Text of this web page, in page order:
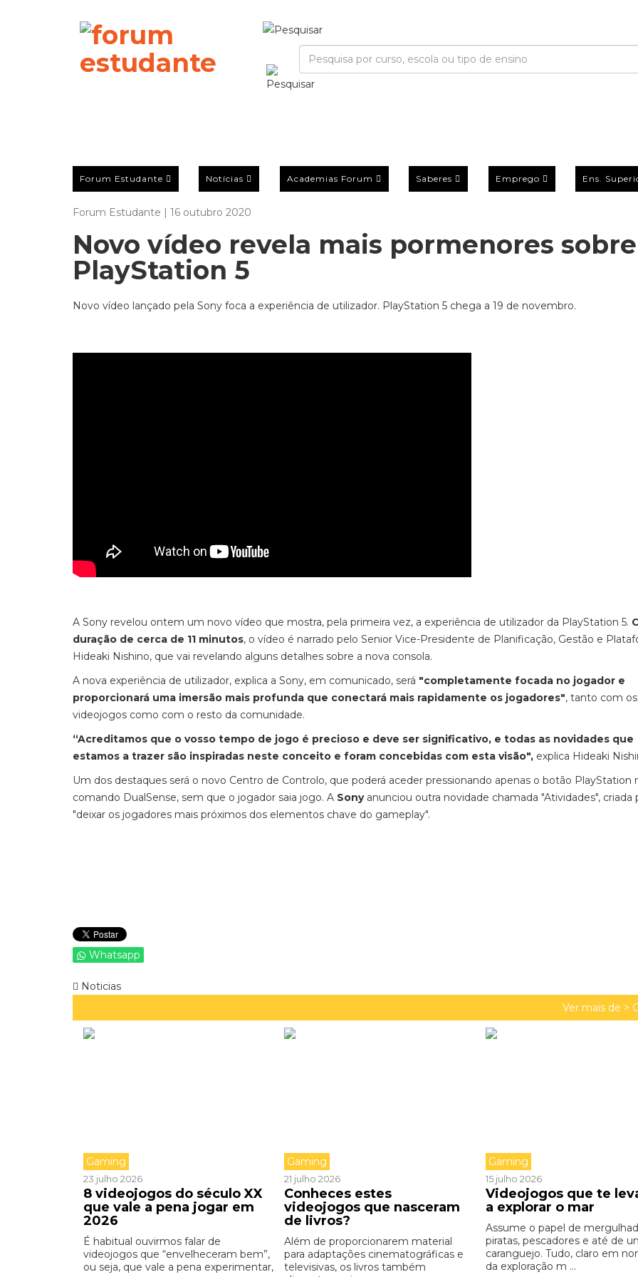
Forum Estudante Notícias Academias Forum Saberes Emprego Ens.
Forum Estudante | 16 outubro 2020
Novo vídeo revela mais pormenores sobre
PlayStation 5
Novo vídeo lançado pela Sony foca a experiência de utilizador. PlayStation 5 chega a 19 de novembro.
A Sony revelou ontem um novo vídeo que mostra, pela primeira vez, a experiência de utilizador da PlayStation 5.
duração de cerca de 11 minutos, o vídeo é narrado pelo Senior Vice-Presidente de Planificação, Gestão e
Hideaki Nishino, que vai revelando alguns detalhes sobre a nova consola.
A nova experiência de utilizador, explica a Sony, em comunicado, será "completamente focada no jogador e
proporcionará uma imersão mais profunda que conectará mais rapidamente os jogadores", tanto com os
videojogos como com o resto da comunidade.
“Acreditamos que o vosso tempo de jogo é precioso e deve ser significativo, e todas as novidades que
estamos a trazer são inspiradas neste conceito e foram concebidas com esta visão", explica Hideaki
Um dos destaques será o novo Centro de Controlo, que poderá aceder pressionando apenas o botão PlayStation
comando DualSense, sem que o jogador saia jogo. A Sony anunciou outra novidade chamada "Atividades", criada
"deixar os jogadores mais próximos dos elementos chave do gameplay".
Whatsapp
Noticias
Ver mais de >
Gaming
23 julho 2026
8 videojogos do século XX
que vale a pena jogar em
2026
É habitual ouvirmos falar de
videojogos que “envelheceram bem”,
ou seja, que vale a pena experimentar,
Gaming
21 julho 2026
Conheces estes
videojogos que nasceram
de livros?
Além de proporcionarem material
para adaptações cinematográficas e
televisivas, os livros também
Gaming
15 julho 2026
Videojogos que te
a explorar o mar
Assume o papel de
piratas, pescadores e até de
caranguejo. Tudo, claro em
da exploração m ...